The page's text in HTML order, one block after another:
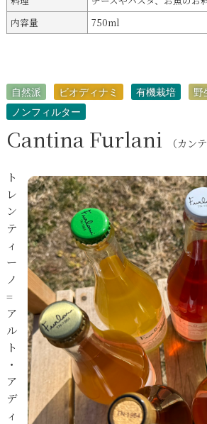
内容量
750ml
自然派 ビオディナミ 有機栽培
野
ノンフィルター
Cantina Furlani （カン
ト
レ
ン
テ
ィ
ー
ノ
=
ア
ル
ト
・
ア
デ
ィ